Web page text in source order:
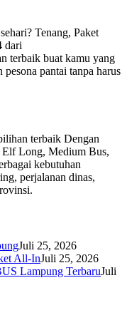
Tenang, Paket
dari
terbaik buat kamu yang
pantai tanpa harus
terbaik Dengan
Elf Long, Medium Bus,
kebutuhan
perjalanan dinas,
Juli 25, 2026
All-InJuli 25, 2026
Lampung TerbaruJuli